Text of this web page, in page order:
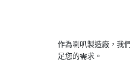
作為喇叭製造廠，我
足您的需求。